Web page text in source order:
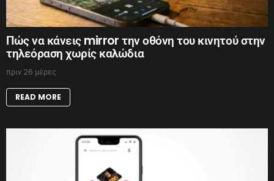
Πώς να κάνεις mirror την οθόνη του κινητού στην
τηλεόραση χωρίς καλώδια
πριν 26 μέρες
READ MORE